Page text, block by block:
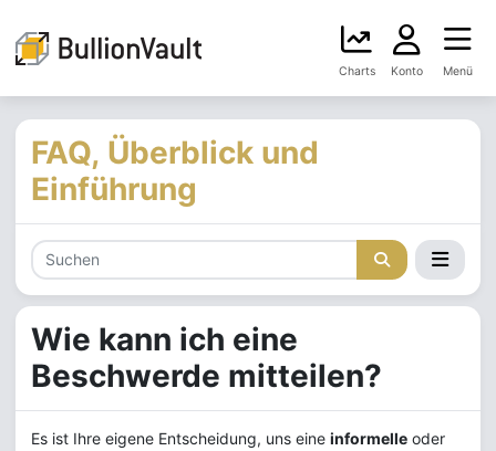
Charts Konto Menü
FAQ, Überblick und
Einführung
Wie kann ich eine
Beschwerde mitteilen?
Es ist Ihre eigene Entscheidung, uns eine informelle oder